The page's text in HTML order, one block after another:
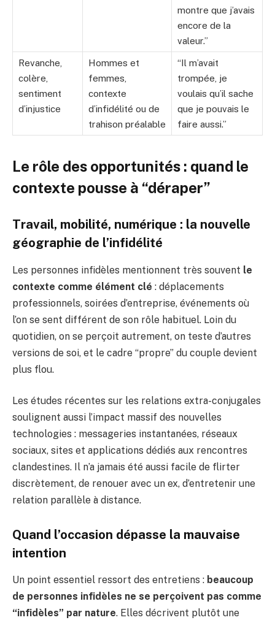
montre que j’avais
encore de la
valeur.”
Revanche,
colère,
sentiment
d’injustice
Hommes et
femmes,
contexte
d’infidélité ou de
trahison préalable
“Il m’avait
trompée, je
voulais qu’il sache
que je pouvais le
faire aussi.”
Le rôle des opportunités : quand le
contexte pousse à “déraper”
Travail, mobilité, numérique : la nouvelle
géographie de l’infidélité
Les personnes infidèles mentionnent très souvent le
contexte comme élément clé : déplacements
professionnels, soirées d’entreprise, événements où
l’on se sent différent de son rôle habituel. Loin du
quotidien, on se perçoit autrement, on teste d’autres
versions de soi, et le cadre “propre” du couple devient
plus flou.
Les études récentes sur les relations extra-conjugales
soulignent aussi l’impact massif des nouvelles
technologies : messageries instantanées, réseaux
sociaux, sites et applications dédiés aux rencontres
clandestines. Il n’a jamais été aussi facile de flirter
discrètement, de renouer avec un ex, d’entretenir une
relation parallèle à distance.
Quand l’occasion dépasse la mauvaise
intention
Un point essentiel ressort des entretiens : beaucoup
de personnes infidèles ne se perçoivent pas comme
“infidèles” par nature. Elles décrivent plutôt une